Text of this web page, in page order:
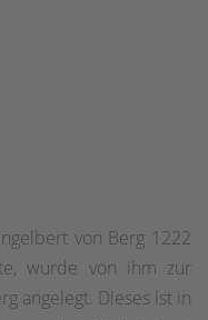
von Berg 1222
wurde von ihm zur
angelegt. Dieses ist in